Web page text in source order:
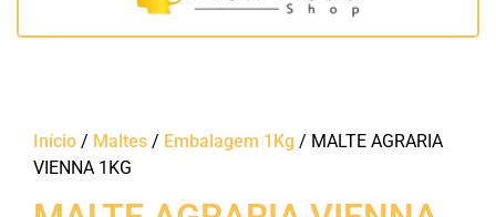
Início / Maltes / Embalagem 1Kg / MALTE AGRARIA
VIENNA 1KG